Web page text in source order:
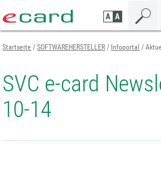
Seiteninhalt
springen
Navigation
springen
Mobilen
Navigation
springen
Startseite SOFTWAREHERSTELLER Infoportal
SVC e-card
10-14